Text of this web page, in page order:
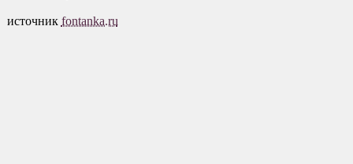
источник fontanka.ru